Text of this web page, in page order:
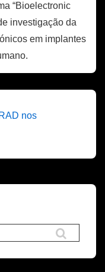
“Bioelectronic
investigação da
em implantes
nos